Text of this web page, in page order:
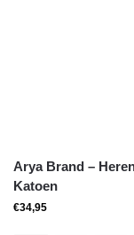
Arya Brand –
Katoen
€34,95